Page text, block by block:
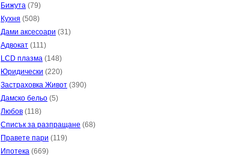
Бижута (79)
Кухня (508)
Дами аксесоари (31)
Адвокат (111)
LCD плазма (148)
Юридически (220)
Застраховка Живот (390)
Дамско бельо (5)
Любов (118)
Списък за разпращане (68)
Правете пари (119)
Ипотека (669)